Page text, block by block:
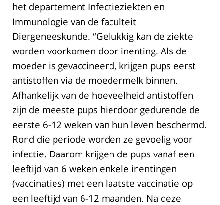
het departement Infectieziekten en
Immunologie van de faculteit
Diergeneeskunde. “Gelukkig kan de ziekte
worden voorkomen door inenting. Als de
moeder is gevaccineerd, krijgen pups eerst
antistoffen via de moedermelk binnen.
Afhankelijk van de hoeveelheid antistoffen
zijn de meeste pups hierdoor gedurende de
eerste 6-12 weken van hun leven beschermd.
Rond die periode worden ze gevoelig voor
infectie. Daarom krijgen de pups vanaf een
leeftijd van 6 weken enkele inentingen
(vaccinaties) met een laatste vaccinatie op
een leeftijd van 6-12 maanden. Na deze